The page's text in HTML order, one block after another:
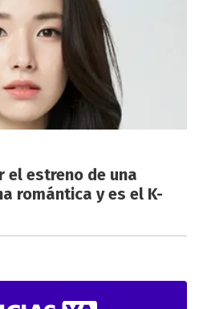
el estreno de una
romántica y es el K-